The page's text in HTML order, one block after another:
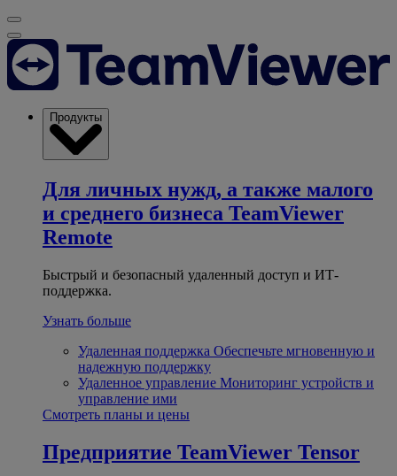
Продукты
Для личных нужд, а также малого
и среднего бизнеса TeamViewer
Remote
Быстрый и безопасный удаленный доступ и ИТ-
поддержка.
Узнать больше
Удаленная поддержка Обеспечьте мгновенную и
надежную поддержку
Удаленное управление Мониторинг устройств и
управление ими
Смотреть планы и цены
Предприятие TeamViewer Tensor